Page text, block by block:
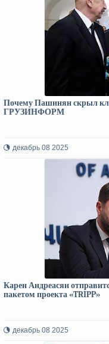
Почему Пашинян скрыл
ГРУЗИНФОРМ
декабрь 08 2025
Карен Андреасян
пакетом проекта «TRIPP»
декабрь 08 2025